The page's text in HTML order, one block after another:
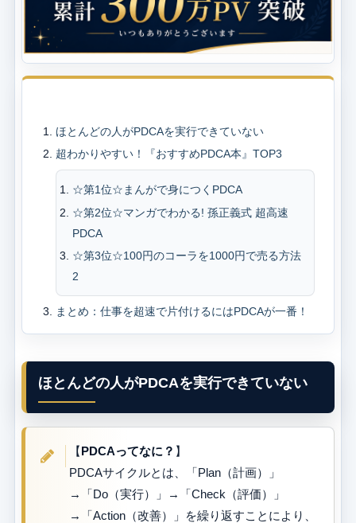
ほとんどの人がPDCAを実行できていない
超わかりやすい！『おすすめPDCA本』TOP3
☆第1位☆まんがで身につくPDCA
☆第2位☆マンガでわかる! 孫正義式 超高速
PDCA
☆第3位☆100円のコーラを1000円で売る方法
2
まとめ：仕事を超速で片付けるにはPDCAが一番！
ほとんどの人がPDCAを実行できていない
【PDCAってなに？ 】
PDCAサイクルとは、「Plan（計画）」
→「Do（実行）」→「Check（評価）」
→「Action（改善）」を繰り返すことにより、